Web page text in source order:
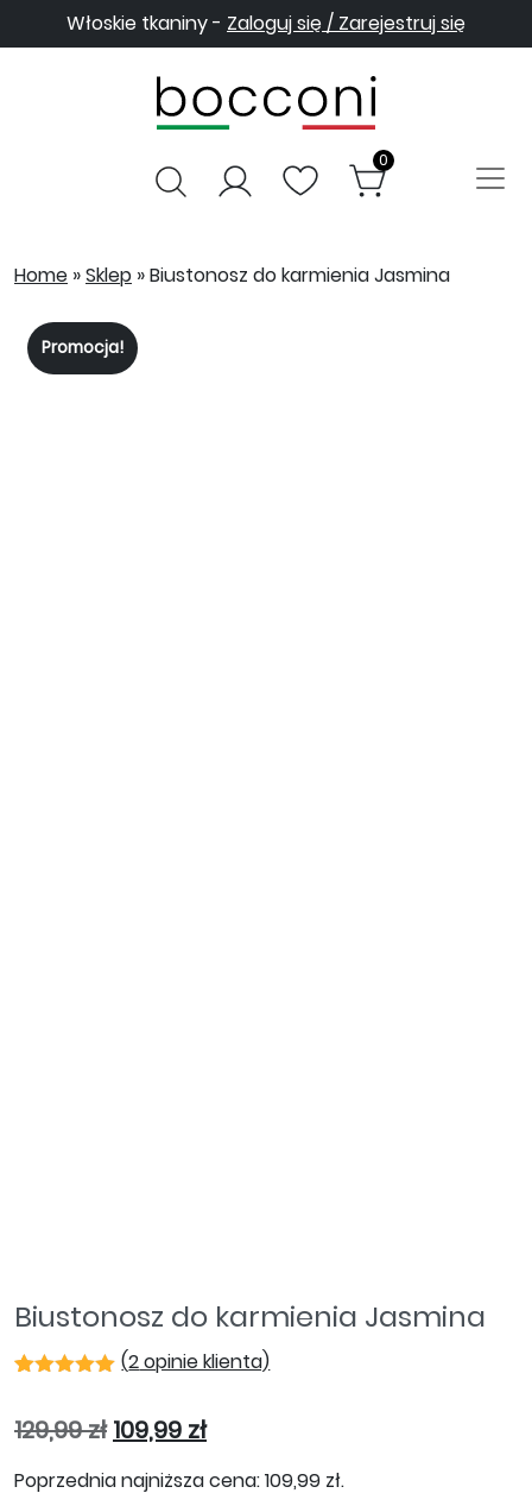
Włoskie tkaniny - Zaloguj się / Zarejestruj się
0
Home »Sklep »Biustonosz do karmienia Jasmina
Promocja!
Biustonosz do karmienia Jasmina
na
podstawie
klientów
(2opinie klienta)
129,99zł Pierwotna cena wynosiła: 129,99 zł.
109,99 złAktualna cena wynosi: 109,99
Poprzednia najniższa cena:109,99 zł.